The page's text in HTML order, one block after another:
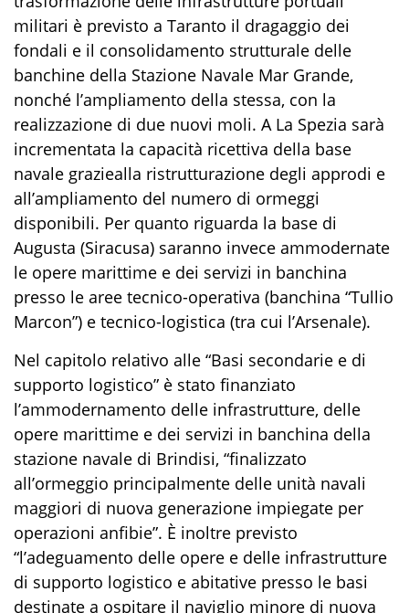
militari è previsto a Taranto il dragaggio dei
fondali e il consolidamento strutturale delle
banchine della Stazione Navale Mar Grande,
nonché l’ampliamento della stessa, con la
realizzazione di due nuovi moli. A La Spezia sarà
incrementata la capacità ricettiva della base
navale graziealla ristrutturazione degli approdi e
all’ampliamento del numero di ormeggi
disponibili. Per quanto riguarda la base di
Augusta (Siracusa) saranno invece ammodernate
le opere marittime e dei servizi in banchina
presso le aree tecnico-operativa (banchina “Tullio
Marcon”) e tecnico-logistica (tra cui l’Arsenale).
Nel capitolo relativo alle “Basi secondarie e di
supporto logistico” è stato finanziato
l’ammodernamento delle infrastrutture, delle
opere marittime e dei servizi in banchina della
stazione navale di Brindisi, “finalizzato
all’ormeggio principalmente delle unità navali
maggiori di nuova generazione impiegate per
operazioni anfibie”. È inoltre previsto
“l’adeguamento delle opere e delle infrastrutture
di supporto logistico e abitative presso le basi
destinate a ospitare il naviglio minore di nuova